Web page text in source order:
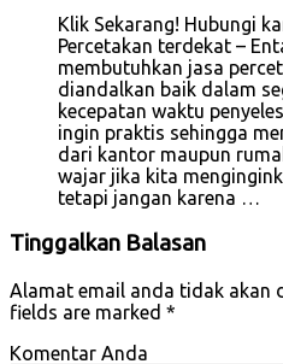
Klik Sekarang! Hubungi
Percetakan terdekat –
membutuhkan jasa
diandalkan baik dalam
kecepatan waktu
ingin praktis sehingga
dari kantor maupun
wajar jika kita
tetapi jangan karena …
Tinggalkan Balasan
Alamat email anda tidak akan
fields are marked *
Komentar Anda